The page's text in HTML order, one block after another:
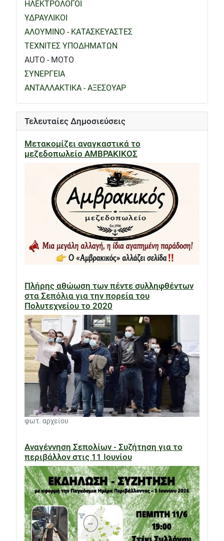
ΗΛΕΚΤΡΟΛΟΓΟΙ
ΥΔΡΑΥΛΙΚΟΙ
ΑΛΟΥΜΙΝΟ - ΚΑΤΑΣΚΕΥΑΣΤΕΣ
ΤΕΧΝΙΤΕΣ ΥΠΟΔΗΜΑΤΩΝ
AUTO - MOTO
ΣΥΝΕΡΓΕΙΑ
ΑΝΤΑΛΛΑΚΤΙΚΑ - ΑΞΕΣΟΥΑΡ
Τελευταίες Δημοσιεύσεις
Μετακομίζει αναγκαστικά το
μεζεδοπωλείο ΑΜΒΡΑΚΙΚΟΣ
Πλήρης αθώωση των πέντε συλληφθέντων
στα Σεπόλια για την πορεία του
Πολυτεχνείου το 2020
φωτ. αρχείου
Αναγέννηση Σεπολίων - Συζήτηση για το
περιβάλλον στις 11 Ιουνίου